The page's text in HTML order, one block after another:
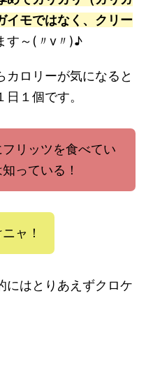
イモではなく、クリー
す～(〃v〃)♪
カロリーが気になると
１個です。
リッツを食べてい
っている！
ャ！
にはとりあえずクロケ